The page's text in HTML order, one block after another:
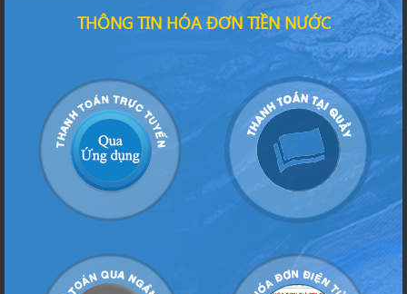
THÔNG TIN HÓA ĐƠN TIỀN NƯỚC